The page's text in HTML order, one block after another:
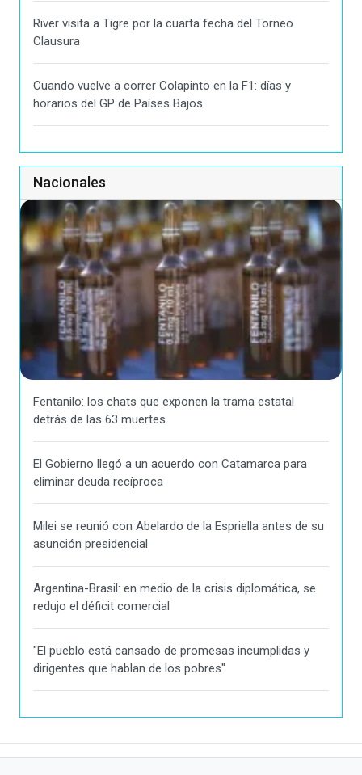
River visita a Tigre por la cuarta fecha del Torneo
Clausura
Cuando vuelve a correr Colapinto en la F1: días y
horarios del GP de Países Bajos
Nacionales
Fentanilo: los chats que exponen la trama estatal
detrás de las 63 muertes
El Gobierno llegó a un acuerdo con Catamarca para
eliminar deuda recíproca
Milei se reunió con Abelardo de la Espriella antes de su
asunción presidencial
Argentina-Brasil: en medio de la crisis diplomática, se
redujo el déficit comercial
"El pueblo está cansado de promesas incumplidas y
dirigentes que hablan de los pobres"